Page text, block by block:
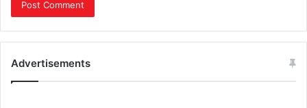
Advertisements